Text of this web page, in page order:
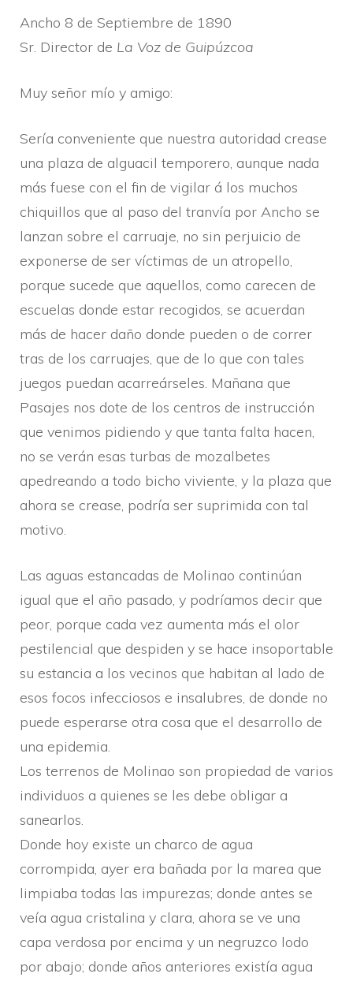
Ancho 8 de Septiembre de 1890
Sr. Director de La Voz de Guipúzcoa
Muy señor mí­o y amigo:
Serí­a conveniente que nuestra autoridad crease
una plaza de alguacil temporero, aunque nada
más fuese con el fin de vigilar á los muchos
chiquillos que al paso del tranví­a por Ancho se
lanzan sobre el carruaje, no sin perjuicio de
exponerse de ser ví­ctimas de un atropello,
porque sucede que aquellos, como carecen de
escuelas donde estar recogidos, se acuerdan
más de hacer daño donde pueden o de correr
tras de los carruajes, que de lo que con tales
juegos puedan acarreárseles. Mañana que
Pasajes nos dote de los centros de instrucción
que venimos pidiendo y que tanta falta hacen,
no se verán esas turbas de mozalbetes
apedreando a todo bicho viviente, y la plaza que
ahora se crease, podrí­a ser suprimida con tal
motivo.
Las aguas estancadas de Molinao continúan
igual que el año pasado, y podrí­amos decir que
peor, porque cada vez aumenta más el olor
pestilencial que despiden y se hace insoportable
su estancia a los vecinos que habitan al lado de
esos focos infecciosos e insalubres, de donde no
puede esperarse otra cosa que el desarrollo de
una epidemia.
Los terrenos de Molinao son propiedad de varios
individuos a quienes se les debe obligar a
sanearlos.
Donde hoy existe un charco de agua
corrompida, ayer era bañada por la marea que
limpiaba todas las impurezas; donde antes se
veí­a agua cristalina y clara, ahora se ve una
capa verdosa por encima y un negruzco lodo
por abajo; donde años anteriores existí­a agua